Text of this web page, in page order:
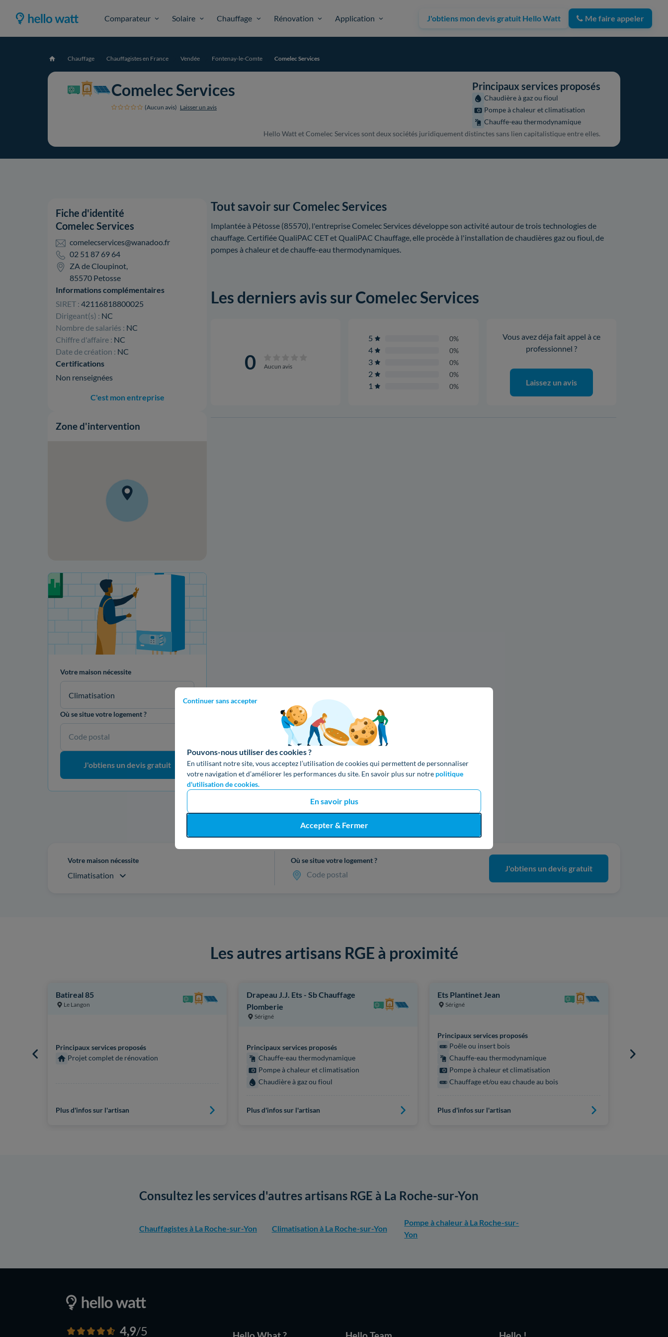
Comparateur Solaire Chauffage Rénovation Application J'obtiens mon devis gratuit Hello Watt Me faire appeler
Continuer sans accepter
Pouvons-nous utiliser des cookies ?
En utilisant notre site, vous acceptez l’utilisation de cookies qui permettent de personnaliser
votre navigation et d’améliorer les performances du site. En savoir plus sur notre politique
d'utilisation de cookies.
En savoir plus
Accepter & Fermer
Accueil Chauffage Chauffagistes en France Vendée Fontenay-le-Comte Comelec Services
Comelec Services
(Aucun avis) Laisser un avis
Principaux services proposés
Chaudière à gaz ou fioul
Pompe à chaleur et climatisation
Chauffe-eau thermodynamique
Hello Watt et Comelec Services sont deux sociétés juridiquement distinctes sans lien capitalistique entre elles.
Fiche d'identité
Comelec Services
comelecservices@wanadoo.fr
02 51 87 69 64
ZA de Cloupinot,
85570 Petosse
Informations complémentaires
SIRET : 42116818800025
Dirigeant(s) : NC
Nombre de salariés : NC
Chiffre d'affaire : NC
Date de création : NC
Certifications
Non renseignées
C'est mon entreprise
Zone d'intervention
Votre projet de rénovation
Votre maison nécessite
Climatisation
Où se situe votre logement ?
Code postal
J'obtiens un devis gratuit
Tout savoir sur Comelec Services
Implantée à Pétosse (85570), l'entreprise Comelec Services développe son activité autour de trois technologies de
chauffage. Certifiée QualiPAC CET et QualiPAC Chauffage, elle procède à l'installation de chaudières gaz ou fioul, de
pompes à chaleur et de chauffe-eau thermodynamiques.
Les derniers avis sur Comelec Services
0 Aucun avis
5 0%
4 0%
3 0%
2 0%
1 0%
Vous avez déja fait appel à ce
professionnel ?
Laissez un avis
Recevez votre devis gratuit en 3 clics
Votre maison nécessite
Climatisation
Où se situe votre logement ?
Code postal
J'obtiens un devis gratuit
Les autres artisans RGE à proximité
Batireal 85
Le Langon
Principaux services proposés
Projet complet de rénovation
Plus d'infos sur l'artisan
Drapeau J.J. Ets - Sb Chauffage
Plomberie
Sérigné
Principaux services proposés
Chauffe-eau thermodynamique
Pompe à chaleur et climatisation
Chaudière à gaz ou fioul
Plus d'infos sur l'artisan
Ets Plantinet Jean
Sérigné
Principaux services proposés
Poêle ou insert bois
Chauffe-eau thermodynamique
Pompe à chaleur et climatisation
Chauffage et/ou eau chaude au bois
Plus d'infos sur l'artisan
Consultez les services d'autres artisans RGE à La Roche-sur-Yon
Chauffagistes à La Roche-sur-Yon Climatisation à La Roche-sur-Yon
Pompe à chaleur à La Roche-sur-
Yon
4,9/5